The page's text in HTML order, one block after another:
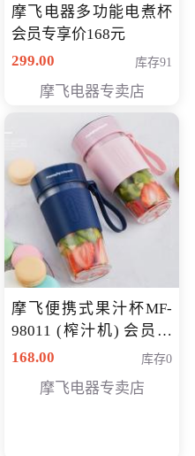
摩飞电器多功能电煮杯
会员专享价168元
299.00
库存91
摩飞电器专卖店
摩飞便携式果汁杯MF-
98011 (榨汁机) 会员专
享价138元
168.00 库存0
摩飞电器专卖店